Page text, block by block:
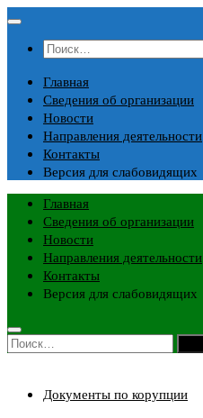
Перейти
содержимому
Найти:
Главная
Сведения об организации
Новости
Направления деятельности
Контакты
Версия для слабовидящих
Главная
Сведения об организации
Новости
Направления деятельности
Контакты
Версия для слабовидящих
Найти:
Документы по корупции